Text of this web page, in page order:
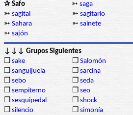
✰ Safo
➳ saga
➳ sagital ➳ sagitario
➳ Sahara ➳ sainete
➳ sajón
↓↓↓ Grupos Siguientes
❒ sake ❒ Salomón
❒ sanguijuela ❒ sarcina
❒ sebo ❒ seda
❒ sempiterno ❒ seo
❒ sesquipedal ❒ shock
❒ silencio ❒ simonía